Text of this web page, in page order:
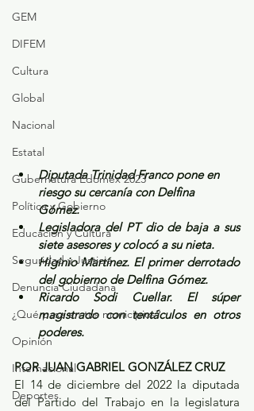
GEM
DIFEM
Cultura
Global
Nacional
Estatal
Gubernatura Edoméx 2023
Política y Gobierno
Educación y Cultura
Seguridad y Justicia
Denuncia Ciudadana
¿Qué pasa en tus municipios?
Opinión
Internacional
Deportes
Diputada Trinidad Franco pone en
riesgo su cercanía con Delfina
Gómez.
Legisladora del PT dio de baja a sus
siete asesores y colocó a su nieta.
Higinio Martínez. El primer derrotado
del gobierno de Delfina Gómez.
Ricardo Sodi Cuellar. El súper
magistrado con tentáculos en otros
poderes.
POR JUAN GABRIEL GONZÁLEZ CRUZ
El 14 de diciembre del 2022 la diputada
del Partido del Trabajo en la legislatura